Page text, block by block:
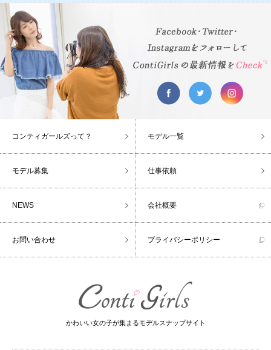
かわいい女の子が集まるモデルスナップサイト
コンティガールズって？ モデル一覧
モデル募集 仕事依頼
NEWS 会社概要
お問い合わせ プライバシーポリシー